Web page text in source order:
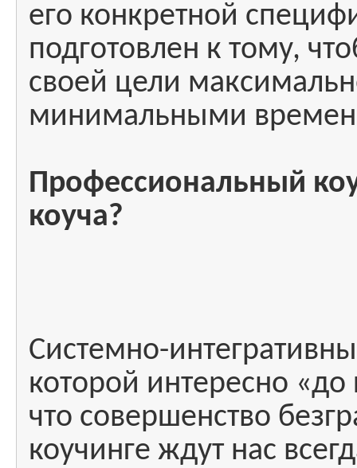
его конкретной
подготовлен к тому,
своей цели
минимальными
Профессиональный
коуча?
Системно-
которой интересно
что совершенство
коучинге ждут нас